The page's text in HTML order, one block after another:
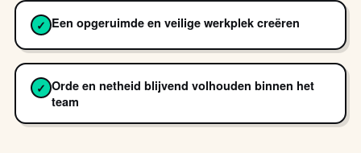
✓ Een opgeruimde en veilige werkplek creëren
✓ Orde en netheid blijvend volhouden binnen het
team